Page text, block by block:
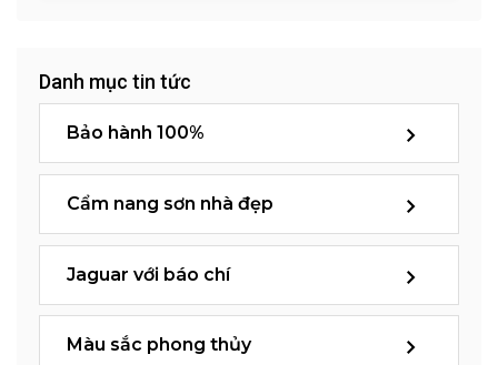
Danh mục tin tức
Bảo hành 100%
Cẩm nang sơn nhà đẹp
Jaguar với báo chí
Màu sắc phong thủy